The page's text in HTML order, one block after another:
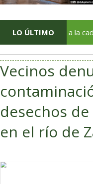
LO ÚLTIMO
¡Golpe a la cadena
Vecinos
desechos
en el río de